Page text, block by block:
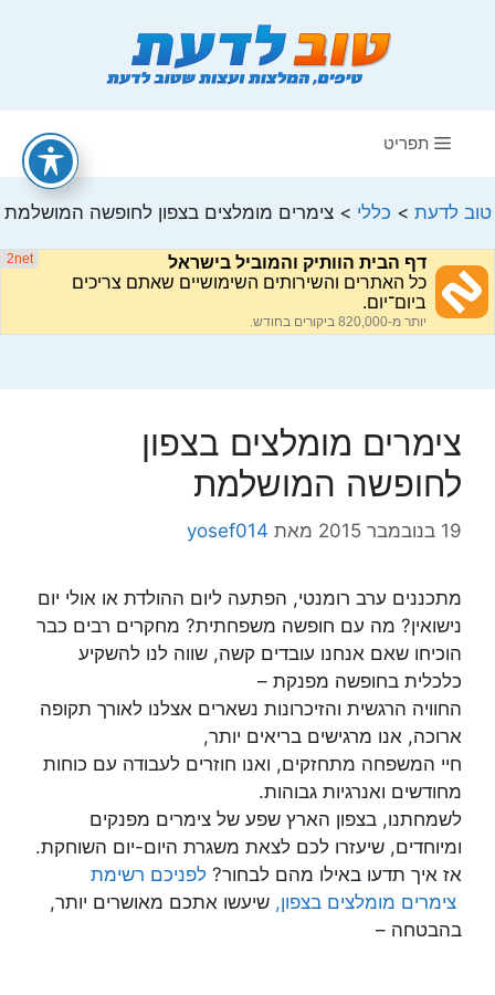
תפריט
טוב לדעת > כללי >צימרים מומלצים בצפון לחופשה המושלמת
צימרים מומלצים בצפון
לחופשה המושלמת
19 בנובמבר 2015 מאת yosef014
מתכננים ערב רומנטי, הפתעה ליום ההולדת או אולי יום
נישואין? מה עם חופשה משפחתית? מחקרים רבים כבר
הוכיחו שאם אנחנו עובדים קשה, שווה לנו להשקיע
כלכלית בחופשה מפנקת –
החוויה הרגשית והזיכרונות נשארים אצלנו לאורך תקופה
ארוכה, אנו מרגישים בריאים יותר,
חיי המשפחה מתחזקים, ואנו חוזרים לעבודה עם כוחות
מחודשים ואנרגיות גבוהות.
לשמחתנו, בצפון הארץ שפע של צימרים מפנקים
ומיוחדים, שיעזרו לכם לצאת משגרת היום-יום השוחקת.
אז איך תדעו באילו מהם לבחור? לפניכם רשימת
צימרים מומלצים בצפון, שיעשו אתכם מאושרים יותר,
בהבטחה –